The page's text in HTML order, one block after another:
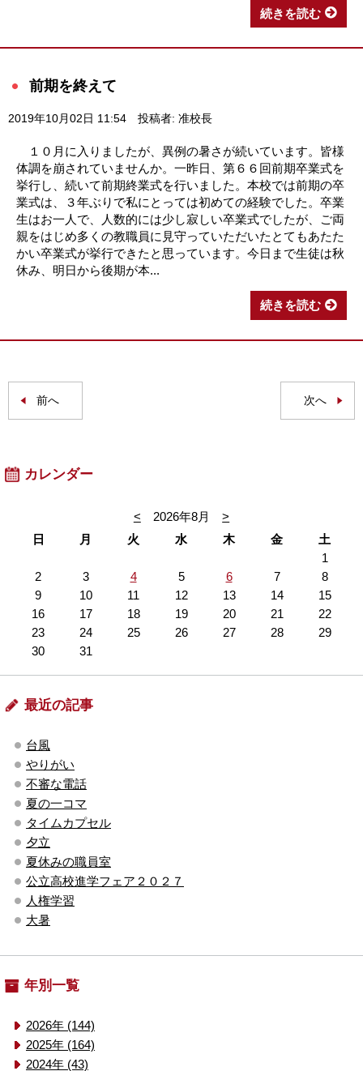
続きを読む
前期を終えて
2019年10月02日 11:54 投稿者: 准校長
１０月に入りましたが、異例の暑さが続いています。皆様
体調を崩されていませんか。一昨日、第６６回前期卒業式を
挙行し、続いて前期終業式を行いました。本校では前期の卒
業式は、３年ぶりで私にとっては初めての経験でした。卒業
生はお一人で、人数的には少し寂しい卒業式でしたが、ご両
親をはじめ多くの教職員に見守っていただいたとてもあたた
かい卒業式が挙行できたと思っています。今日まで生徒は秋
休み、明日から後期が本...
続きを読む
前へ 次へ
カレンダー
< 2026年8月
>
日
月 火 水 木 金
土
1
2
3 4 5 6 7
8
9
10 11 12 13 14
15
16
17 18 19 20 21
22
23
24 25 26 27 28
29
30
31
最近の記事
台風
やりがい
不審な電話
夏の一コマ
タイムカプセル
夕立
夏休みの職員室
公立高校進学フェア２０２７
人権学習
大暑
年別一覧
2026年 (144)
2025年 (164)
2024年 (43)